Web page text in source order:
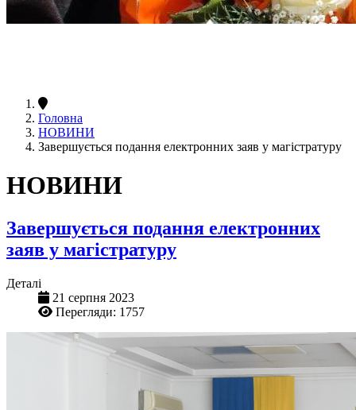
Головна
НОВИНИ
Завершується подання електронних заяв у магістратуру
НОВИНИ
Завершується подання електронних
заяв у магістратуру
Деталі
21 серпня 2023
Перегляди: 1757